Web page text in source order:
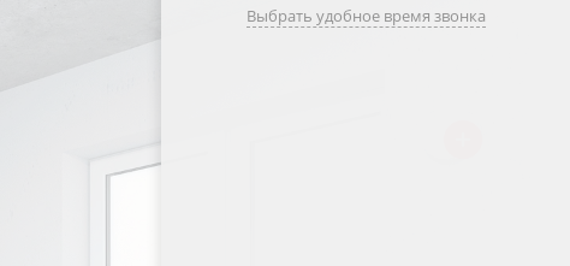
Выбрать удобное время звонка